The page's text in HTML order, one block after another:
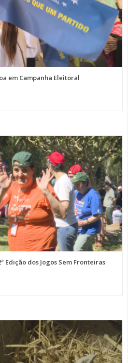
em Campanha Eleitoral
Edição dos Jogos Sem Fronteiras